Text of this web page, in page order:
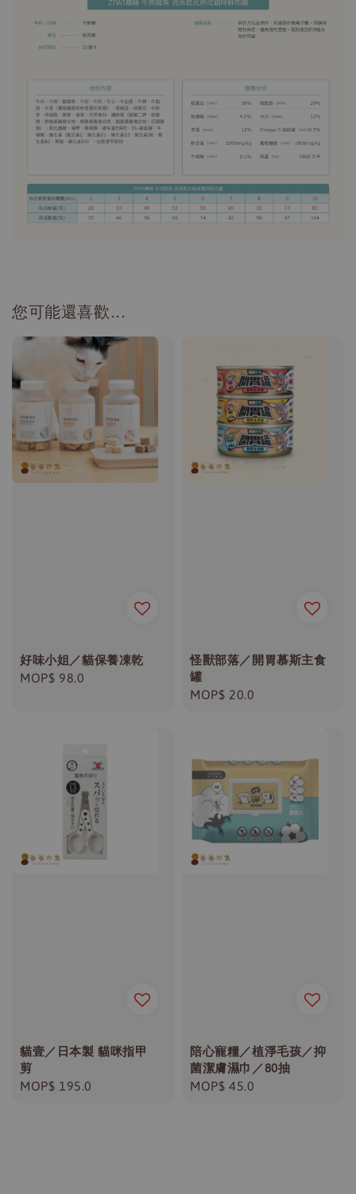
您可能還喜歡...
好味小姐／貓保養凍乾
Regular
MOP$ 98.0
怪獸部落／開胃慕斯主食
罐
Regular
MOP$ 20.0
貓壹／日本製 貓咪指甲
剪
Regular
MOP$ 195.0
陪心寵糧／植淨毛孩／抑
菌潔膚濕巾／80抽
Regular
MOP$ 45.0